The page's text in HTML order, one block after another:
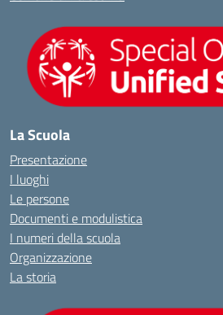
La Scuola
Presentazione
I luoghi
Le persone
Documenti e modulistica
I numeri della scuola
Organizzazione
La storia